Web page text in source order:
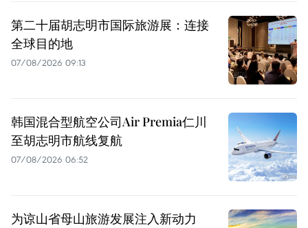
第二十届胡志明市国际旅游展：连接
全球目的地
07/08/2026 09:13
韩国混合型航空公司Air Premia仁川
至胡志明市航线复航
07/08/2026 06:52
为谅山省母山旅游发展注入新动力